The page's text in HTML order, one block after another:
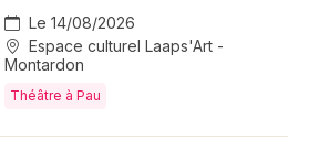
Pyrénées-Atlantiques
Le 14/08/2026
Espace culturel Laaps'Art -
Montardon
Théâtre à Pau